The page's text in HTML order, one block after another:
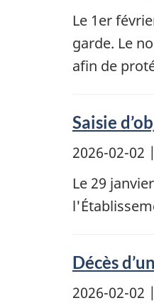
Le 1er
garde. Le
afin de
Saisie
2026-02-02
Le 29
Décès
2026-02-02